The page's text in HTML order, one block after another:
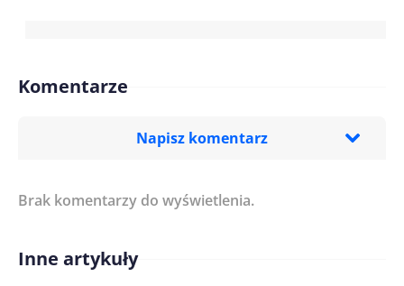
Komentarze
Napisz komentarz
Treść komentarza*
Imię/ Nick*
Brak komentarzy do wyświetlenia.
Inne artykuły